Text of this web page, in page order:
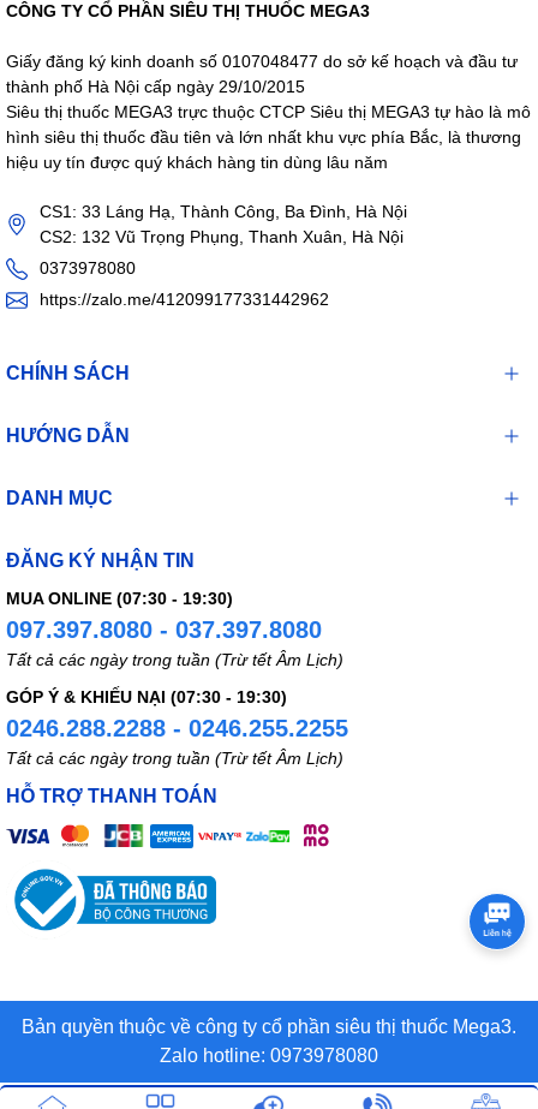
CÔNG TY CỔ PHẦN SIÊU THỊ THUỐC MEGA3
Giấy đăng ký kinh doanh số 0107048477 do sở kế hoạch và đầu tư
thành phố Hà Nội cấp ngày 29/10/2015
Siêu thị thuốc MEGA3 trực thuộc CTCP Siêu thị MEGA3 tự hào là mô
hình siêu thị thuốc đầu tiên và lớn nhất khu vực phía Bắc, là thương
hiệu uy tín được quý khách hàng tin dùng lâu năm
CS1: 33 Láng Hạ, Thành Công, Ba Đình, Hà Nội
CS2: 132 Vũ Trọng Phụng, Thanh Xuân, Hà Nội
0373978080
https://zalo.me/412099177331442962
CHÍNH SÁCH
HƯỚNG DẪN
DANH MỤC
ĐĂNG KÝ NHẬN TIN
MUA ONLINE (07:30 - 19:30)
097.397.8080 - 037.397.8080
Tất cả các ngày trong tuần (Trừ tết Âm Lịch)
GÓP Ý & KHIẾU NẠI (07:30 - 19:30)
0246.288.2288 - 0246.255.2255
Tất cả các ngày trong tuần (Trừ tết Âm Lịch)
HỖ TRỢ THANH TOÁN
Bản quyền thuộc về công ty cổ phần siêu thị thuốc Mega3.
Zalo hotline: 0973978080